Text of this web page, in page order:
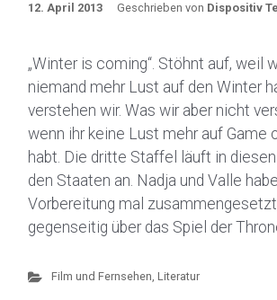
12. April 2013 Geschrieben von Dispositiv
„Winter is coming“. Stöhnt auf, weil
niemand mehr Lust auf den Winter
verstehen wir. Was wir aber nicht
wenn ihr keine Lust mehr auf Game
habt. Die dritte Staffel läuft in
den Staaten an. Nadja und Valle
Vorbereitung mal
gegenseitig über das Spiel der
Film und Fernsehen, Literatur